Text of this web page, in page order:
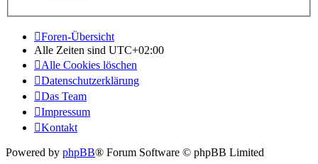
Foren-Übersicht
Alle Zeiten sind UTC+02:00
Alle Cookies löschen
Datenschutzerklärung
Das Team
Impressum
Kontakt
Powered by phpBB® Forum Software © phpBB Limited